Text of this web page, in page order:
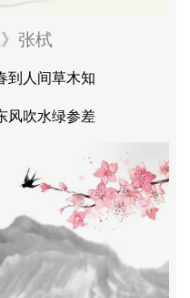
张栻
到人间草木知
风吹水绿参差